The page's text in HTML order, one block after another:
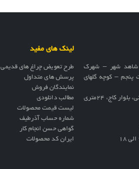
شاهد شهر – شهرک
پنجم – کوچه گلهای
یزد، شهرک صنعتی، بلوار کاج، ۲۴متری
لینک های مفید
طرح تعویض چراغ های قدیمی
پرسش های متداول
نمایندگان فروش
مطالب دانلودی
لیست قیمت محصولات
شماره حساب آذرطیف
گواهی حسن انجام کار
ایران کد محصولات